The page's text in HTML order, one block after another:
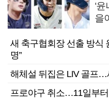
‘
을
새 축구협회장 선출 방
명”
해체설 뒤집은 LIV 골프…
프로야구 취소…11일부터